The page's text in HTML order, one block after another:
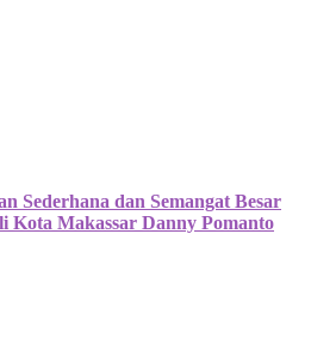
Sederhana dan Semangat Besar
Kota Makassar Danny Pomanto